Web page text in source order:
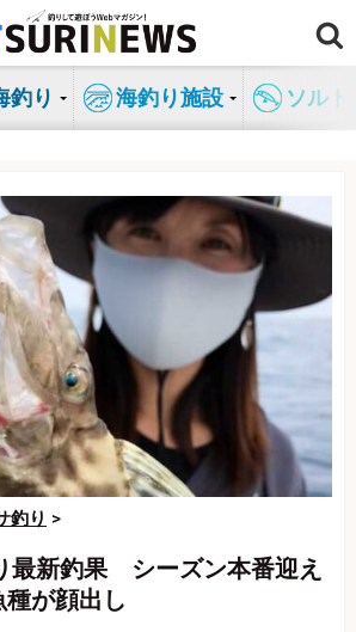
釣り 海釣り施設 ソル
釣り >
最新釣果 シーズン本番迎え
が顔出し